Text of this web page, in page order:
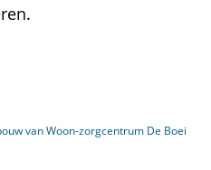
van Woon-zorgcentrum De Boei